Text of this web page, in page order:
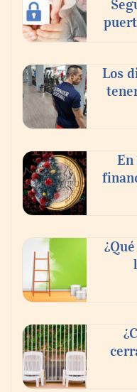
‘El ransomware
Ricardo Palacio
Los